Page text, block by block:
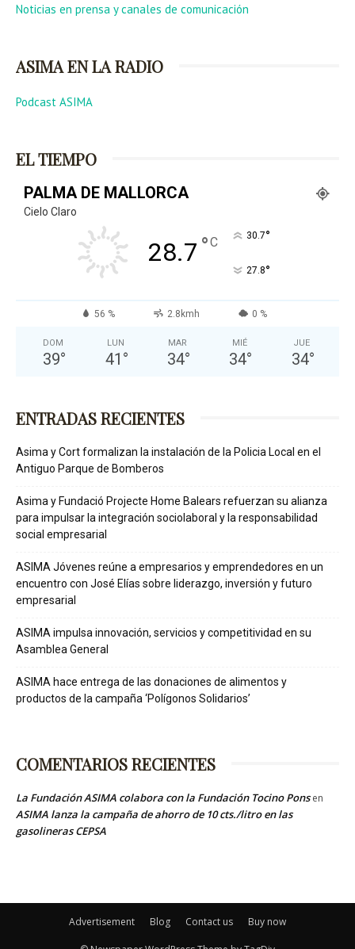
Noticias en prensa y canales de comunicación
ASIMA EN LA RADIO
Podcast ASIMA
EL TIEMPO
PALMA DE MALLORCA
Cielo Claro
28.7 °C 30.7°
27.8°
56 % 2.8kmh 0 %
DOM
39°
LUN
41 °
MAR
34°
MIÉ
34°
JUE
34°
ENTRADAS RECIENTES
Asima y Cort formalizan la instalación de la Policia Local en el
Antiguo Parque de Bomberos
Asima y Fundació Projecte Home Balears refuerzan su alianza
para impulsar la integración sociolaboral y la responsabilidad
social empresarial
ASIMA Jóvenes reúne a empresarios y emprendedores en un
encuentro con José Elías sobre liderazgo, inversión y futuro
empresarial
ASIMA impulsa innovación, servicios y competitividad en su
Asamblea General
ASIMA hace entrega de las donaciones de alimentos y
productos de la campaña ‘Polígonos Solidarios’
COMENTARIOS RECIENTES
La Fundación ASIMA colabora con la Fundación Tocino Ponsen
ASIMA lanza la campaña de ahorro de 10 cts./litro en las
gasolineras CEPSA
Advertisement Blog Contact us Buy now